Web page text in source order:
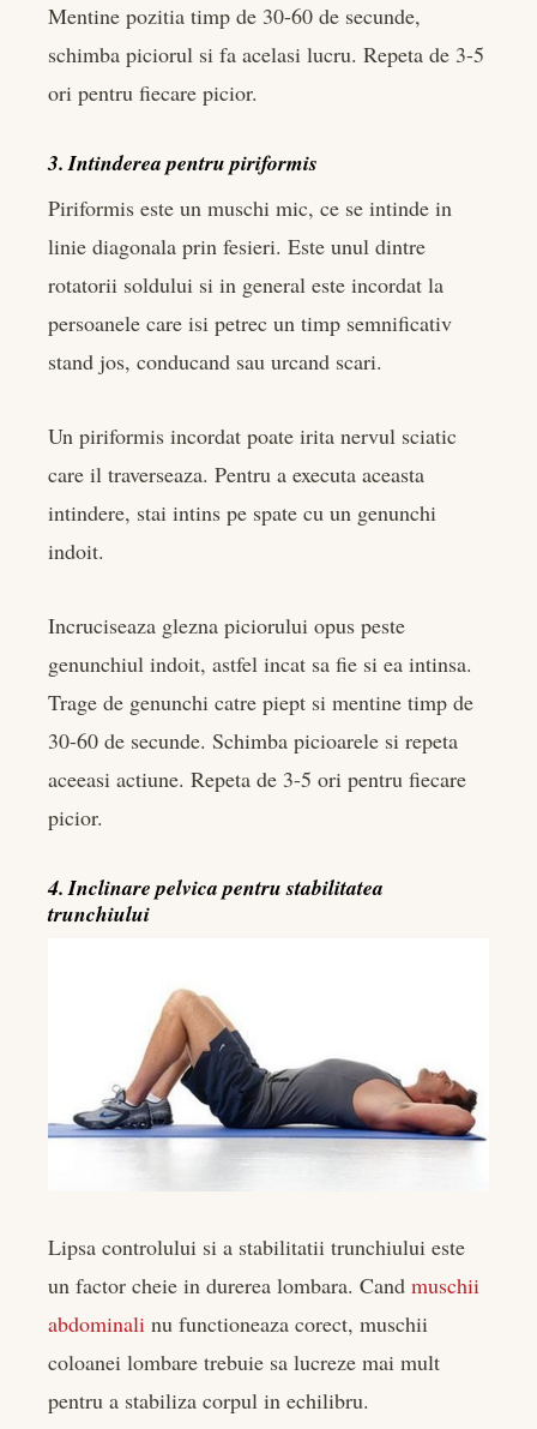
Mentine pozitia timp de 30-60 de secunde,
schimba piciorul si fa acelasi lucru. Repeta de 3-5
ori pentru fiecare picior.
3. Intinderea pentru piriformis
Piriformis este un muschi mic, ce se intinde in
linie diagonala prin fesieri. Este unul dintre
rotatorii soldului si in general este incordat la
persoanele care isi petrec un timp semnificativ
stand jos, conducand sau urcand scari.
Un piriformis incordat poate irita nervul sciatic
care il traverseaza. Pentru a executa aceasta
intindere, stai intins pe spate cu un genunchi
indoit.
Incruciseaza glezna piciorului opus peste
genunchiul indoit, astfel incat sa fie si ea intinsa.
Trage de genunchi catre piept si mentine timp de
30-60 de secunde. Schimba picioarele si repeta
aceeasi actiune. Repeta de 3-5 ori pentru fiecare
picior.
4. Inclinare pelvica pentru stabilitatea
trunchiului
Lipsa controlului si a stabilitatii trunchiului este
un factor cheie in durerea lombara. Cand muschii
abdominali nu functioneaza corect, muschii
coloanei lombare trebuie sa lucreze mai mult
pentru a stabiliza corpul in echilibru.